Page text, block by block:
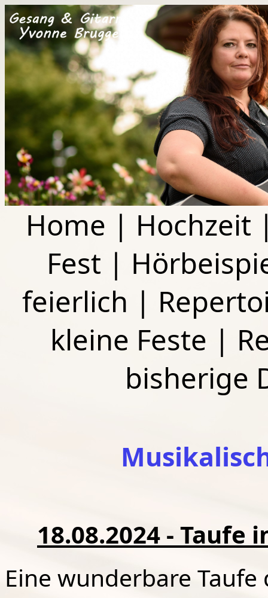
Home | Hochzeit
Fest |
feierlich |
kleine Feste |
bisherige
18.08.2024 -
Eine wunderbare